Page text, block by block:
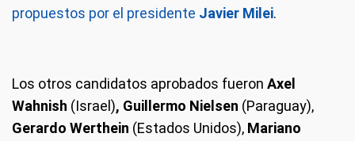
propuestos por el presidente Javier Milei.
Los otros candidatos aprobados fueron Axel
Wahnish (Israel), Guillermo Nielsen (Paraguay),
Gerardo Werthein (Estados Unidos), Mariano